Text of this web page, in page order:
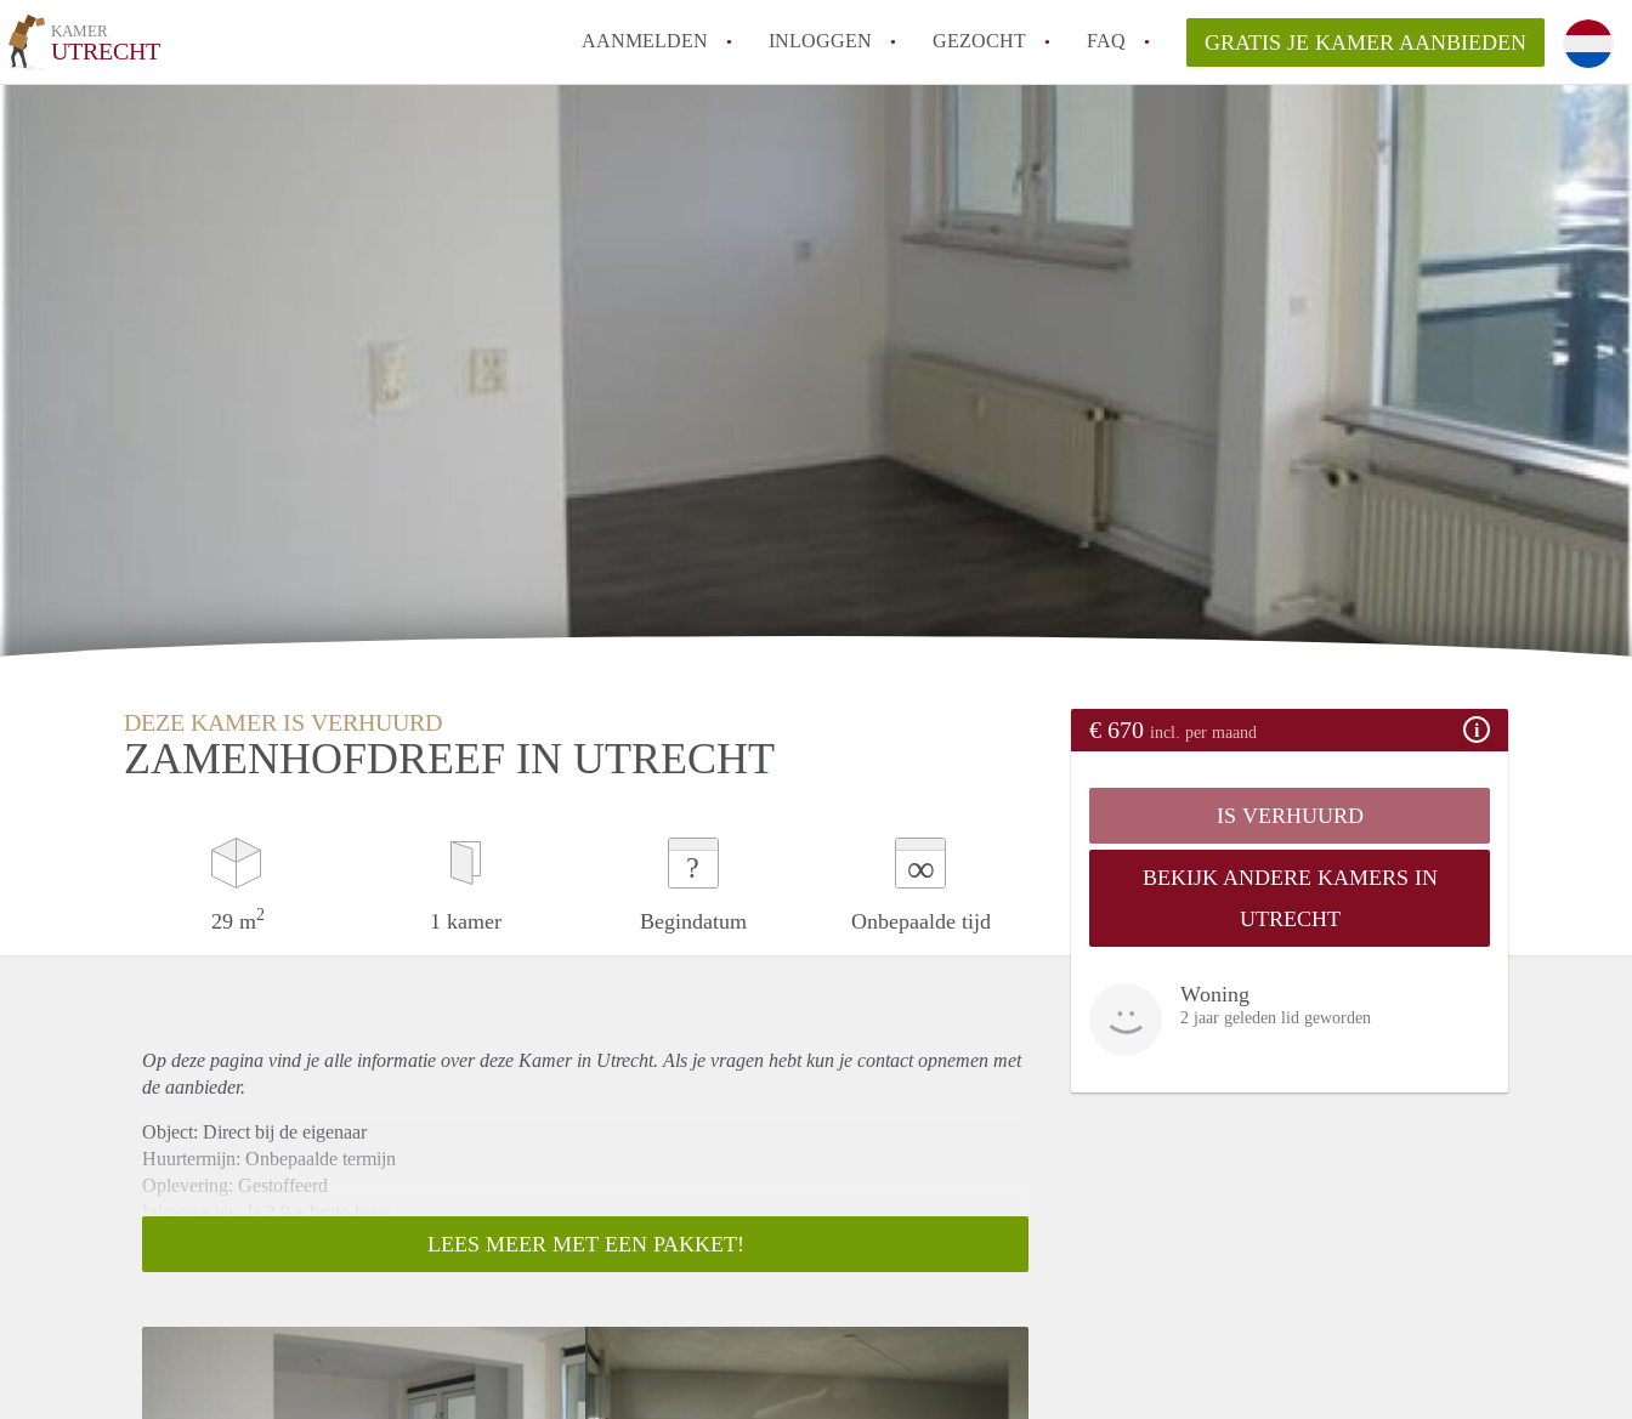
KAMER
UTRECHT AANMELDEN INLOGGEN GEZOCHT FAQ
Hoe moeilijk is het om een kamer te vinden in Utrecht?
Tips: om in Utrecht een kamer te vinden!
Hoe werkt Kamers Utrecht
How to translate KamersUtrecht!
GRATIS JE KAMER AANBIEDEN
DEZE KAMER IS VERHUURD
ZAMENHOFDREEF IN UTRECHT
29 m2 1 kamer
?
Begindatum
∞
Onbepaalde tijd
€ 670 incl. per maand
IS VERHUURD
BEKIJK ANDERE KAMERS IN
UTRECHT
Woning
2 jaar geleden lid geworden
Op deze pagina vind je alle informatie over deze Kamer in Utrecht. Als je vragen hebt kun je contact opnemen met
de aanbieder.
Object: Direct bij de eigenaar
Huurtermijn: Onbepaalde termijn
Oplevering: Gestoffeerd
Inkomen eis: Ja 2,9 x bruto huur
Borg: 1 maand
LEES MEER MET EEN PAKKET!